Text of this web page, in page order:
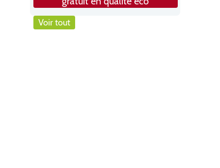
Voir tout